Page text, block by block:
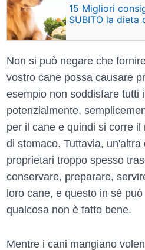
15 Migliori
SUBITO la dieta
Non si può negare che
vostro cane possa causare
esempio non soddisfare tutti
potenzialmente,
per il cane e quindi si corre
di stomaco. Tuttavia,
proprietari troppo spesso
conservare, preparare,
loro cane, e questo in sé
qualcosa non è fatto bene.
Mentre i cani mangiano